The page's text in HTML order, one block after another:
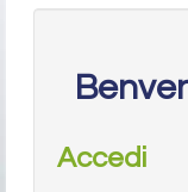
Accedi